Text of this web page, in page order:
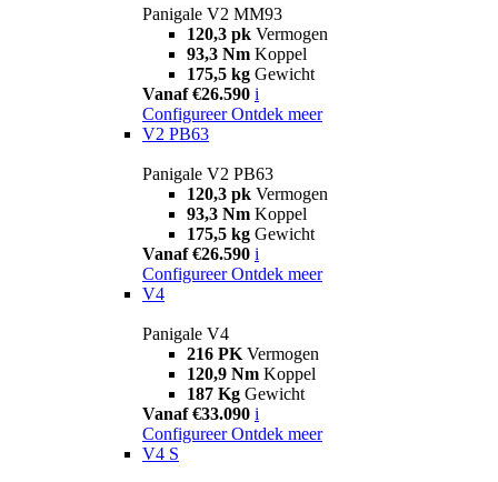
Panigale V2 MM93
120,3 pk Vermogen
93,3 Nm Koppel
175,5 kg Gewicht
Vanaf €26.590 i
Configureer Ontdek meer
V2 PB63
Panigale V2 PB63
120,3 pk Vermogen
93,3 Nm Koppel
175,5 kg Gewicht
Vanaf €26.590 i
Configureer Ontdek meer
V4
Panigale V4
216 PK Vermogen
120,9 Nm Koppel
187 Kg Gewicht
Vanaf €33.090 i
Configureer Ontdek meer
V4 S